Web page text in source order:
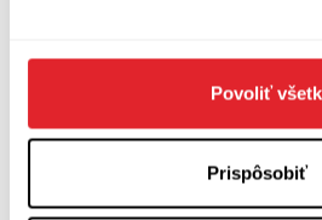
Povoliť
Prispôsobiť
co se propaguje. V Ateliéru
zmíněné – to je také důvod,
ze sociologického hlediska
nakonec v Bienále je umění
vytváření společenských